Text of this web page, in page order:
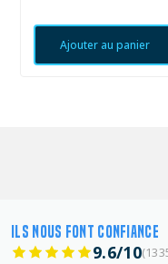
Ajouter au panier
ILS NOUS FONT CONFIANCE
9.6/10